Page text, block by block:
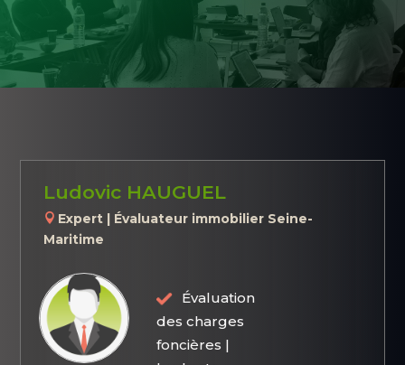
Ludovic HAUGUEL
Expert | Évaluateur immobilier Seine-
Maritime
Évaluation
des charges
foncières |